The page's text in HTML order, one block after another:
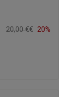
20,00 €€ 20%